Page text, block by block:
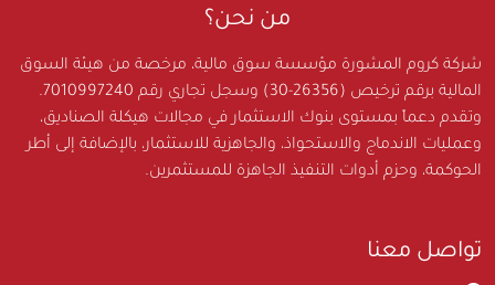
من نحن؟
شركة كروم المشورة مؤسسة سوق مالية، مرخصة من هيئة السوق
المالية برقم ترخيص (26356-30) وسجل تجاري رقم 7010997240.
وتقدم دعماً بمستوى بنوك الاستثمار في مجالات هيكلة الصناديق،
وعمليات الاندماج والاستحواذ، والجاهزية للاستثمار، بالإضافة إلى أطر
الحوكمة، وحزم أدوات التنفيذ الجاهزة للمستثمرين.
تواصل معنا